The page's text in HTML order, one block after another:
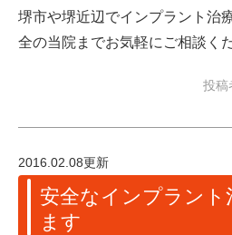
堺市や堺近辺でインプラント治
全の当院までお気軽にご相談く
投稿
2016.02.08更新
安全なインプラント
ます